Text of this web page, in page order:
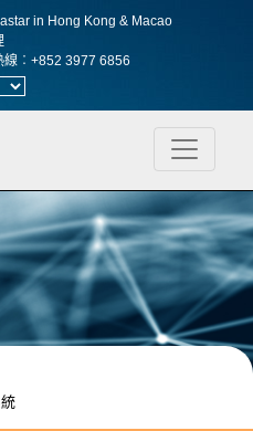
in Hong Kong & Macao
線︰+852 3977 6856